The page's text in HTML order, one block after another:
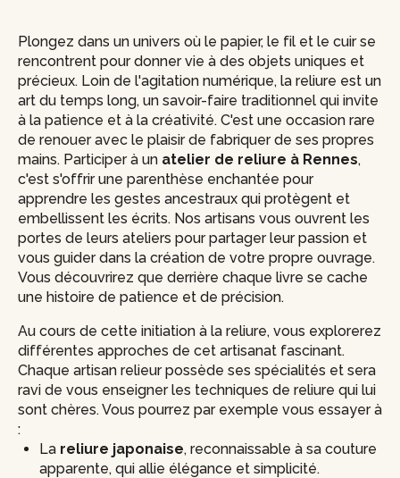
Plongez dans un univers où le papier, le fil et le cuir se
rencontrent pour donner vie à des objets uniques et
précieux. Loin de l'agitation numérique, la reliure est un
art du temps long, un savoir-faire traditionnel qui invite
à la patience et à la créativité. C'est une occasion rare
de renouer avec le plaisir de fabriquer de ses propres
mains. Participer à un atelier de reliure à Rennes,
c'est s'offrir une parenthèse enchantée pour
apprendre les gestes ancestraux qui protègent et
embellissent les écrits. Nos artisans vous ouvrent les
portes de leurs ateliers pour partager leur passion et
vous guider dans la création de votre propre ouvrage.
Vous découvrirez que derrière chaque livre se cache
une histoire de patience et de précision.
Au cours de cette initiation à la reliure, vous explorerez
différentes approches de cet artisanat fascinant.
Chaque artisan relieur possède ses spécialités et sera
ravi de vous enseigner les techniques de reliure qui lui
sont chères. Vous pourrez par exemple vous essayer à
:
La reliure japonaise, reconnaissable à sa couture
apparente, qui allie élégance et simplicité.